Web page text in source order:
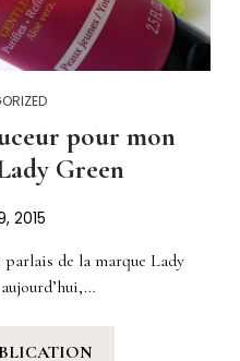
pour mon
Green
2015
de la marque Lady